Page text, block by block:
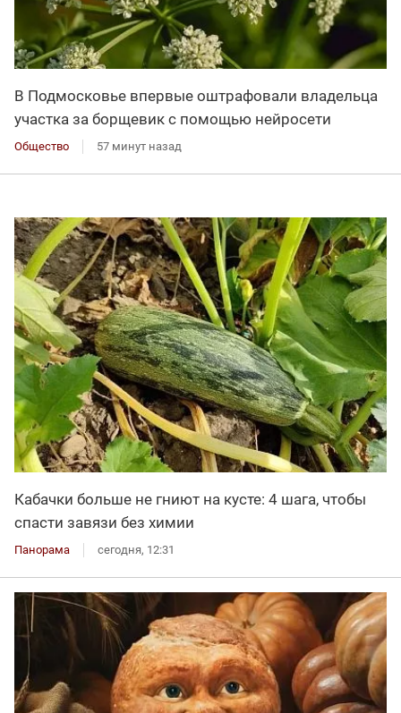
В Подмосковье впервые оштрафовали владельца
участка за борщевик с помощью нейросети
Общество 57 минут назад
Кабачки больше не гниют на кусте: 4 шага, чтобы
спасти завязи без химии
Панорама сегодня, 12:31